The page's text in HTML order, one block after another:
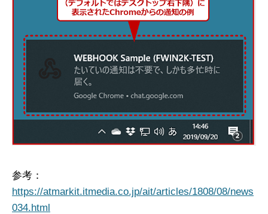
参考：
https://atmarkit.itmedia.co.jp/ait/articles/1808/08/news
034.html